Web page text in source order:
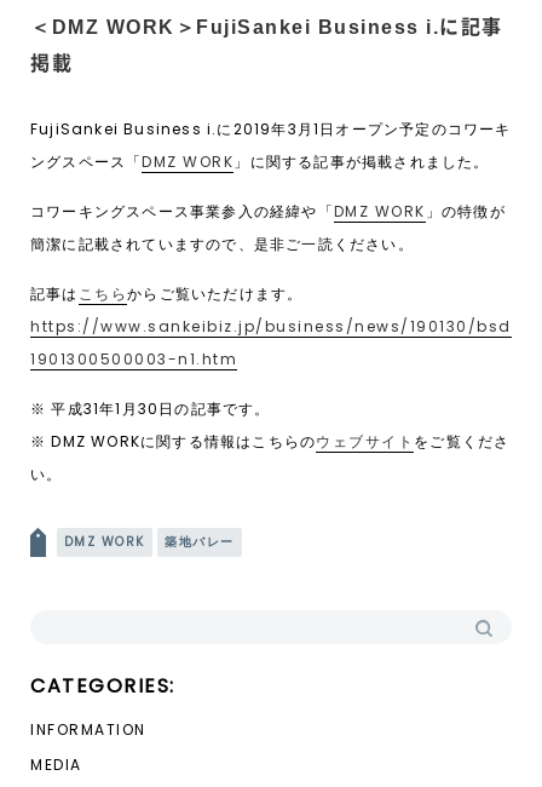
＜DMZ WORK＞FujiSankei Business i.に記事
掲載
FujiSankei Business i.に2019年3月1日オープン予定のコワーキ
ングスペース「DMZ WORK 」に関する記事が掲載されました。
コワーキングスペース事業参入の経緯や「DMZ WORK 」の特徴が
簡潔に記載されていますので、是非ご一読ください。
記事は こちらからご覧いただけます。
https://www.sankeibiz.jp/business/news/190130/bsd
1901300500003-n1.htm
※ 平成31年1月30日の記事です。
※ DMZ WORKに関する情報はこちらのウェブサイト をご覧くださ
い。
投稿ナビゲーション
DMZ WORK 築地バレー
CATEGORIES:
INFORMATION
MEDIA